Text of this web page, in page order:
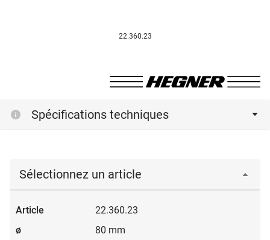
22.360.23
Spécifications techniques
Sélectionnez un article
22.360.23
80 mm